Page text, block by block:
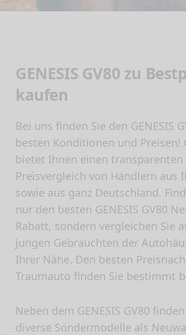
GENESIS GV80 zu
kaufen
Bei uns finden Sie den GENESIS
besten Konditionen und Preisen!
bietet Ihnen einen transparenten
Preisvergleich von Händlern aus
sowie aus ganz Deutschland.
nur den besten GENESIS GV80
Rabatt, sondern vergleichen Sie
jungen Gebrauchten der
Ihrer Nähe. Den besten
Traumauto finden Sie bestimmt
Neben dem GENESIS GV80
diverse Sondermodelle als